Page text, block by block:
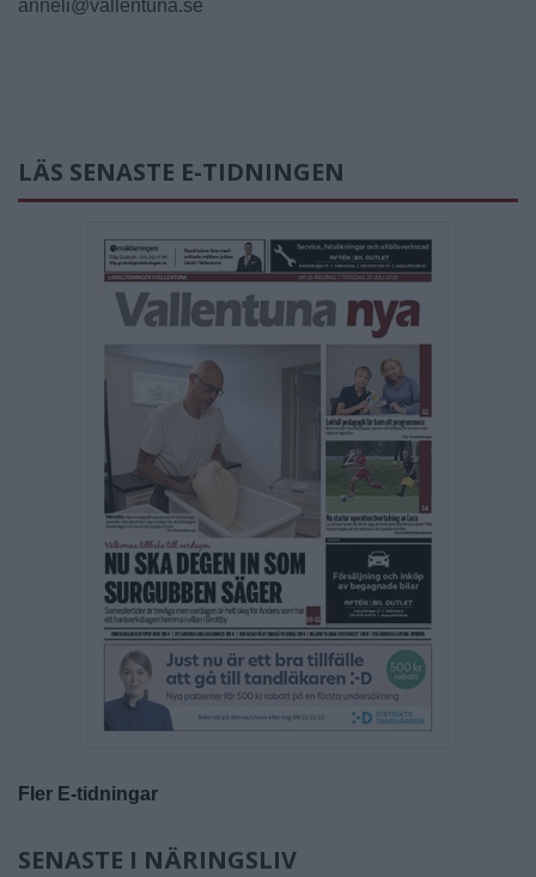
anneli@vallentuna.se
LÄS SENASTE E-TIDNINGEN
Fler E-tidningar
SENASTE I NÄRINGSLIV